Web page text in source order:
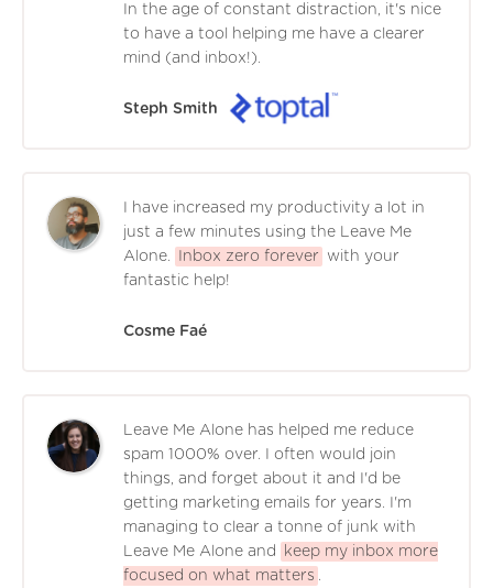
In the age of constant distraction, it's nice
to have a tool helping me have a clearer
mind (and inbox!).
Steph Smith
I have increased my productivity a lot in
just a few minutes using the Leave Me
Alone.
Inbox zero forever
with your
fantastic help!
Cosme Faé
Leave Me Alone has helped me reduce
spam 1000% over. I often would join
things, and forget about it and I'd be
getting marketing emails for years. I'm
managing to clear a tonne of junk with
Leave Me Alone and
keep my inbox more
focused on what matters